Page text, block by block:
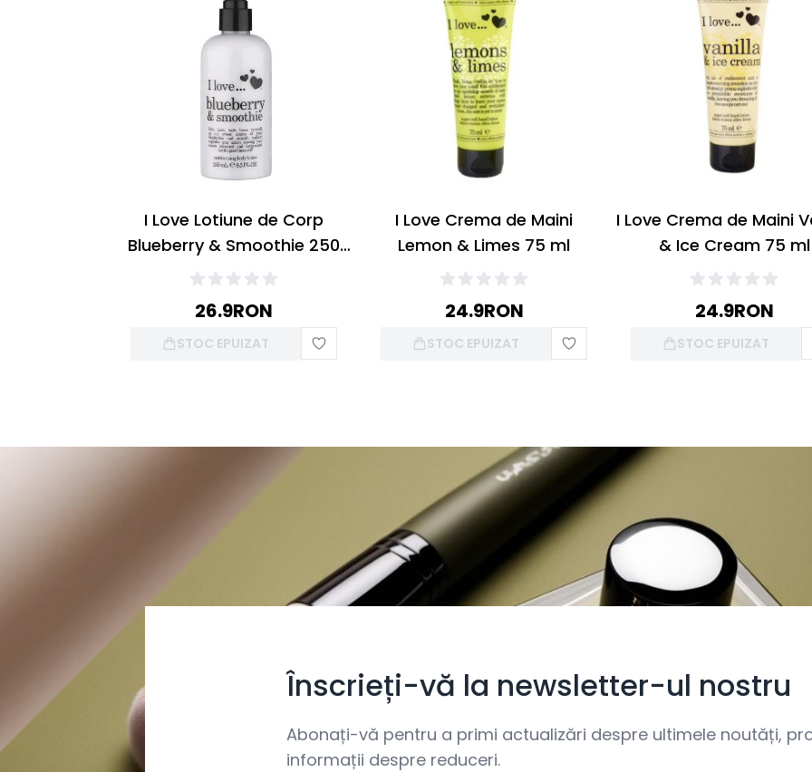
I Love Lotiune de Corp
Blueberry & Smoothie 250
ml
26.9RON
STOC EPUIZAT
I Love Crema de Maini
Lemon & Limes 75 ml
24.9RON
STOC EPUIZAT
I Love Crema de Maini
& Ice Cream 75 ml
24.9RON
STOC EPUIZAT
Înscrieți-vă la newsletter-ul nostru
Abonați-vă pentru a primi actualizări despre ultimele noutăți,
informații despre reduceri.